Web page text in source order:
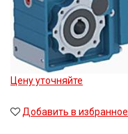
Цену уточняйте
Добавить в избранное